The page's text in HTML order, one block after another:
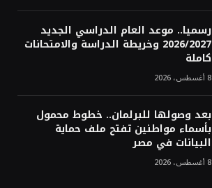
رسميا.. موعد العام الدراسي الجديد
2026/2027 وخريطة الدراسة والامتحانات
كاملة
8 أغسطس، 2026
بعد وصولها للبرلمان.. خطوط محمول
بأسماء مواطنين تفتح ملف حماية
البيانات في مصر
8 أغسطس، 2026